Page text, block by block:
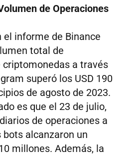
de Operaciones
el informe de Binance
total de
criptomonedas a través
superó los USD 190
de agosto de 2023.
es que el 23 de julio,
de operaciones a
alcanzaron un
millones. Además, la